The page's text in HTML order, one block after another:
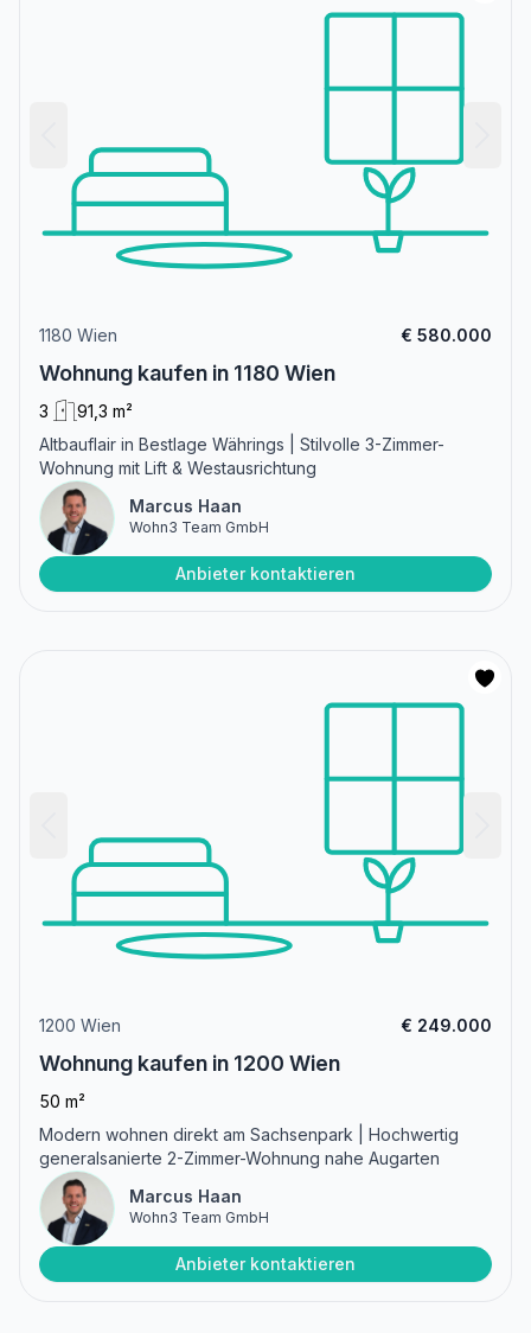
1180 Wien € 580.000
Wohnung kaufen in 1180 Wien
3
91,3 m²
Altbauflair in Bestlage Währings | Stilvolle 3-Zimmer-
Wohnung mit Lift & Westausrichtung
Marcus Haan
Wohn3 Team GmbH
Anbieter kontaktieren
1200 Wien € 249.000
Wohnung kaufen in 1200 Wien
50 m²
Modern wohnen direkt am Sachsenpark | Hochwertig
generalsanierte 2-Zimmer-Wohnung nahe Augarten
Marcus Haan
Wohn3 Team GmbH
Anbieter kontaktieren